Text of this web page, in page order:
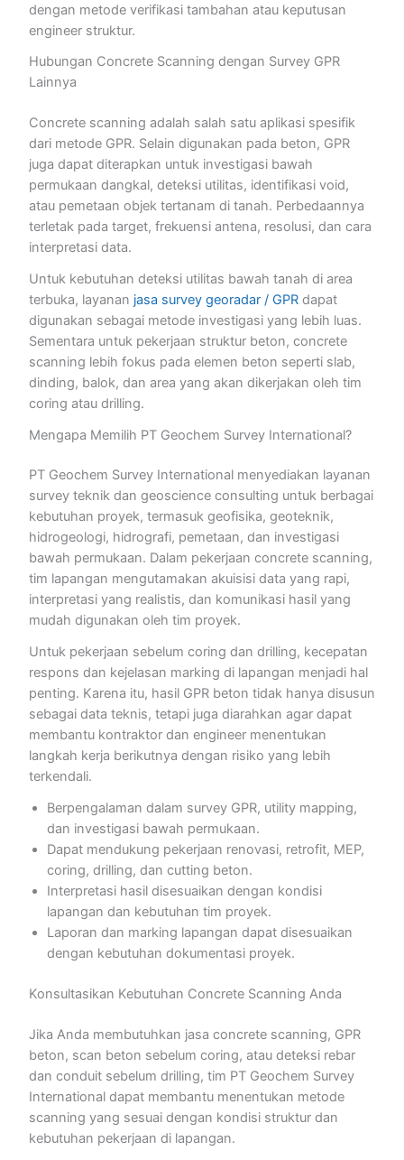
dengan metode verifikasi tambahan atau keputusan
engineer struktur.
Hubungan Concrete Scanning dengan Survey GPR
Lainnya
Concrete scanning adalah salah satu aplikasi spesifik
dari metode GPR. Selain digunakan pada beton, GPR
juga dapat diterapkan untuk investigasi bawah
permukaan dangkal, deteksi utilitas, identifikasi void,
atau pemetaan objek tertanam di tanah. Perbedaannya
terletak pada target, frekuensi antena, resolusi, dan cara
interpretasi data.
Untuk kebutuhan deteksi utilitas bawah tanah di area
terbuka, layanan jasa survey georadar / GPRdapat
digunakan sebagai metode investigasi yang lebih luas.
Sementara untuk pekerjaan struktur beton, concrete
scanning lebih fokus pada elemen beton seperti slab,
dinding, balok, dan area yang akan dikerjakan oleh tim
coring atau drilling.
Mengapa Memilih PT Geochem Survey International?
PT Geochem Survey International menyediakan layanan
survey teknik dan geoscience consulting untuk berbagai
kebutuhan proyek, termasuk geofisika, geoteknik,
hidrogeologi, hidrografi, pemetaan, dan investigasi
bawah permukaan. Dalam pekerjaan concrete scanning,
tim lapangan mengutamakan akuisisi data yang rapi,
interpretasi yang realistis, dan komunikasi hasil yang
mudah digunakan oleh tim proyek.
Untuk pekerjaan sebelum coring dan drilling, kecepatan
respons dan kejelasan marking di lapangan menjadi hal
penting. Karena itu, hasil GPR beton tidak hanya disusun
sebagai data teknis, tetapi juga diarahkan agar dapat
membantu kontraktor dan engineer menentukan
langkah kerja berikutnya dengan risiko yang lebih
terkendali.
Berpengalaman dalam survey GPR, utility mapping,
dan investigasi bawah permukaan.
Dapat mendukung pekerjaan renovasi, retrofit, MEP,
coring, drilling, dan cutting beton.
Interpretasi hasil disesuaikan dengan kondisi
lapangan dan kebutuhan tim proyek.
Laporan dan marking lapangan dapat disesuaikan
dengan kebutuhan dokumentasi proyek.
Konsultasikan Kebutuhan Concrete Scanning Anda
Jika Anda membutuhkan jasa concrete scanning, GPR
beton, scan beton sebelum coring, atau deteksi rebar
dan conduit sebelum drilling, tim PT Geochem Survey
International dapat membantu menentukan metode
scanning yang sesuai dengan kondisi struktur dan
kebutuhan pekerjaan di lapangan.